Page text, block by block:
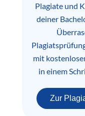
Plagiate und
deiner
mit
in einem
Zur